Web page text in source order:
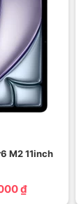
M2 11inch
₫